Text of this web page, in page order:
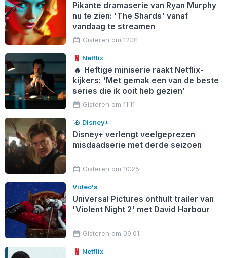
Pikante dramaserie van Ryan Murphy
nu te zien: 'The Shards' vanaf
vandaag te streamen
Gisteren om 12:01
Netflix
🔥 Heftige miniserie raakt Netflix-
kijkers: 'Met gemak een van de beste
series die ik ooit heb gezien'
Gisteren om 11:11
Disney+
Disney+ verlengt veelgeprezen
misdaadserie met derde seizoen
Gisteren om 10:25
Video's
Universal Pictures onthult trailer van
'Violent Night 2' met David Harbour
Gisteren om 09:01
Netflix